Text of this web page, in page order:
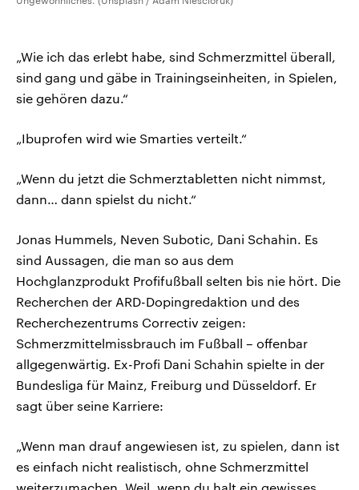
„Wie ich das erlebt habe, sind Schmerzmittel überall,
sind gang und gäbe in Trainingseinheiten, in Spielen,
sie gehören dazu.“
„Ibuprofen wird wie Smarties verteilt.“
„Wenn du jetzt die Schmerztabletten nicht nimmst,
dann… dann spielst du nicht.“
Jonas Hummels, Neven Subotic, Dani Schahin. Es
sind Aussagen, die man so aus dem
Hochglanzprodukt Profifußball selten bis nie hört. Die
Recherchen der ARD-Dopingredaktion und des
Recherchezentrums Correctiv zeigen:
Schmerzmittelmissbrauch im Fußball – offenbar
allgegenwärtig. Ex-Profi Dani Schahin spielte in der
Bundesliga für Mainz, Freiburg und Düsseldorf. Er
sagt über seine Karriere:
„Wenn man drauf angewiesen ist, zu spielen, dann ist
es einfach nicht realistisch, ohne Schmerzmittel